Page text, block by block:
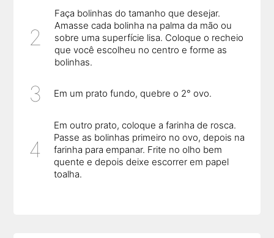
Faça bolinhas do tamanho que desejar.
Amasse cada bolinha na palma da mão ou
sobre uma superfície lisa. Coloque o recheio
que você escolheu no centro e forme as
bolinhas.
Em um prato fundo, quebre o 2° ovo.
Em outro prato, coloque a farinha de rosca.
Passe as bolinhas primeiro no ovo, depois na
farinha para empanar. Frite no olho bem
quente e depois deixe escorrer em papel
toalha.